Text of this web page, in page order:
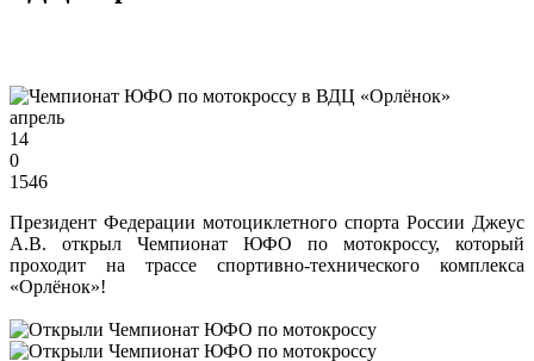
апрель
14
0
1546
Президент Федерации мотоциклетного спорта России Джеус
А.В. открыл Чемпионат ЮФО по мотокроссу, который
проходит на трассе спортивно-технического комплекса
«Орлёнок»!